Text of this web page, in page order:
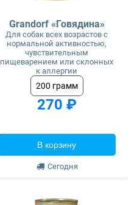
Grandorf «Говядина»
Для собак всех возрастов с
нормальной активностью,
чувствительным
пищеварением или склонных
к аллергии
200 грамм
270 ₽
В корзину
Сегодня